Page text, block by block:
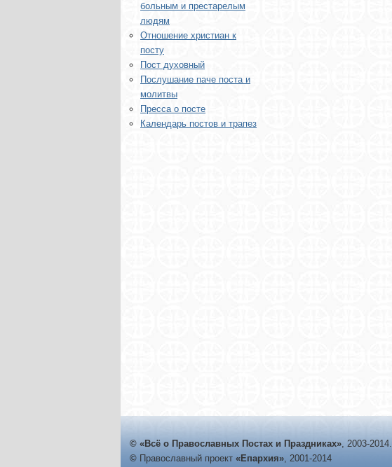
больным и престарелым
людям
Отношение христиан к
посту
Пост духовный
Послушание паче поста и
молитвы
Пресса о посте
Календарь постов и трапез
© «Всё о Православных Постах и Праздниках», 2003-2014.
© Православный проект «Епархия», 2001-2014